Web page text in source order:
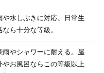
や水しぶきに対応。日常生
なら十分な等級。
雨やシャワーに耐える。屋
やお風呂ならこの等級以上